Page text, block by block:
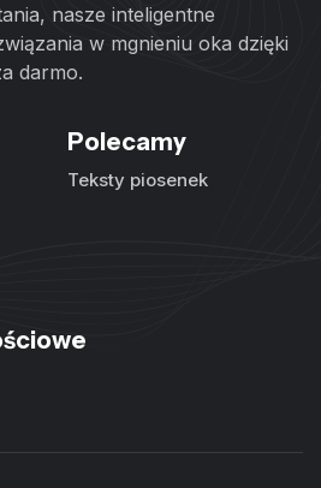
nasze inteligentne
w mgnieniu oka dzięki
darmo.
Polecamy
Teksty piosenek